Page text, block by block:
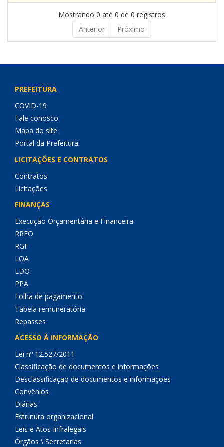
Mostrando 0 até 0 de 0 registros
Anterior
Próximo
PREFEITURA
COVID-19
Fale conosco
Mapa do site
Portal da Prefeitura
LICITAÇÕES E CONTRATOS
Contratos
Licitações
FINANÇAS
Execução Orçamentária e Financeira
RREO
RGF
LOA
LDO
PPA
Folha de pagamento
Tabela remuneratória
Repasses
ACESSO À INFORMAÇÃO
Lei nº 12.527/2011
Classificação de documentos e informações
Desclassificação de documentos e informações
Convênios
Diárias
Estrutura organizacional
Leis e Atos Infralegais
Órgãos \ Secretarias